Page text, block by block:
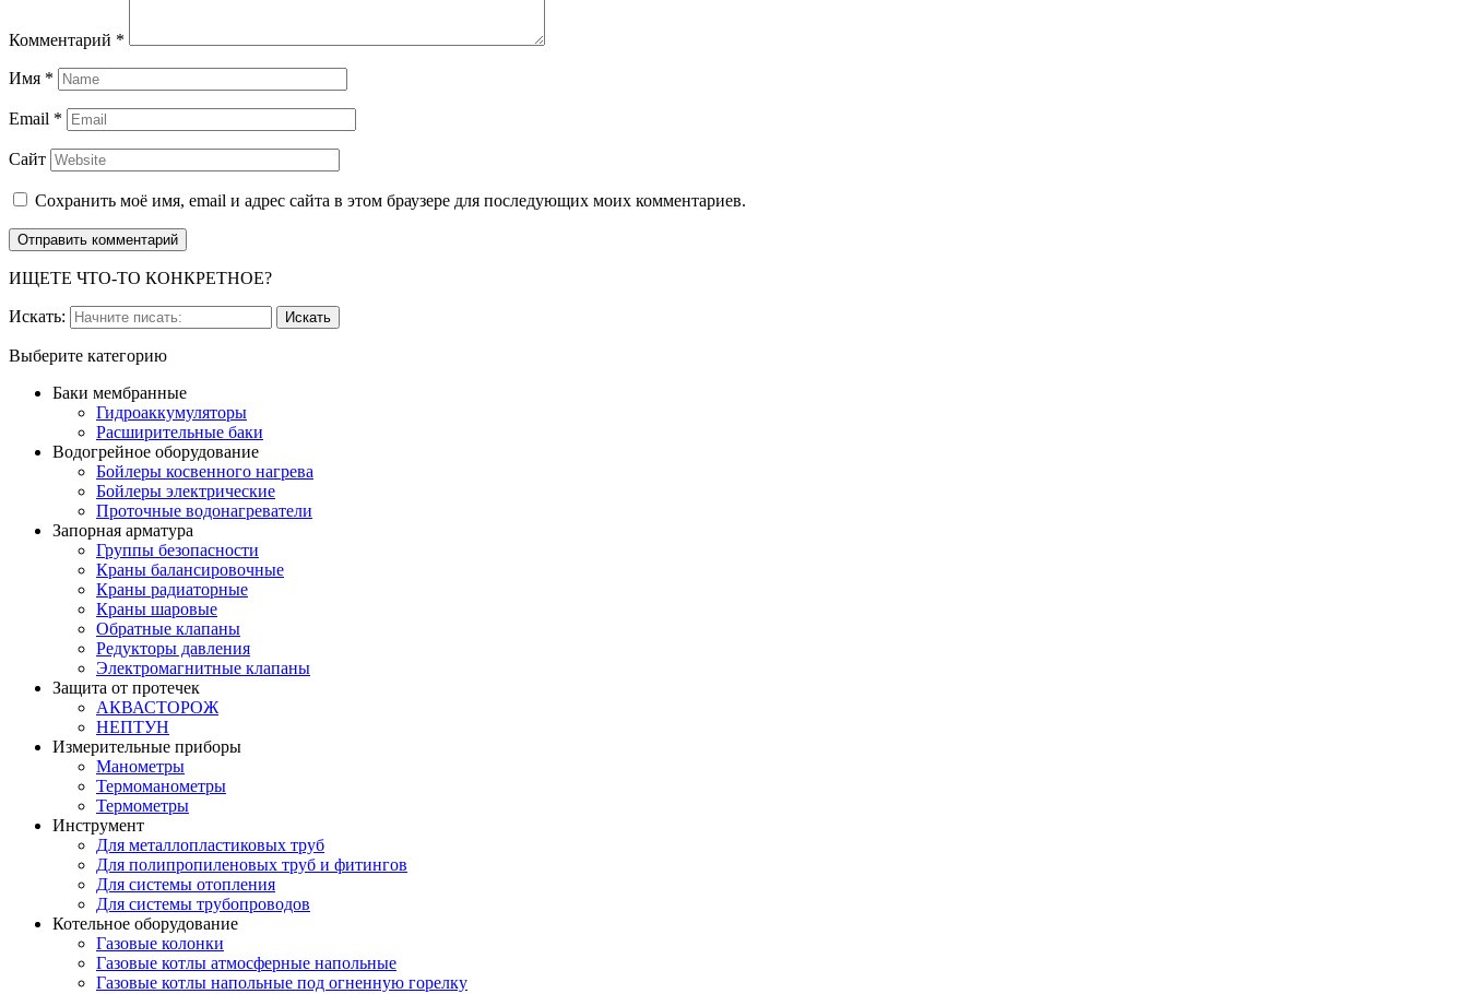
Комментарий *
Имя *
Email *
Сайт
Сохранить моё имя, email и адрес сайта в этом браузере для последующих моих комментариев.
ИЩЕТЕ ЧТО-ТО КОНКРЕТНОЕ?
Искать:
Выберите категорию
Баки мембранные
Гидроаккумуляторы
Расширительные баки
Водогрейное оборудование
Бойлеры косвенного нагрева
Бойлеры электрические
Проточные водонагреватели
Запорная арматура
Группы безопасности
Краны балансировочные
Краны радиаторные
Краны шаровые
Обратные клапаны
Редукторы давления
Электромагнитные клапаны
Защита от протечек
АКВАСТОРОЖ
НЕПТУН
Измерительные приборы
Манометры
Термоманометры
Термометры
Инструмент
Для металлопластиковых труб
Для полипропиленовых труб и фитингов
Для системы отопления
Для системы трубопроводов
Котельное оборудование
Газовые колонки
Газовые котлы атмосферные напольные
Газовые котлы напольные под огненную горелку